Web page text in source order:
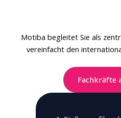
Motiba begleitet Sie als
vereinfacht den
Fachkräfte